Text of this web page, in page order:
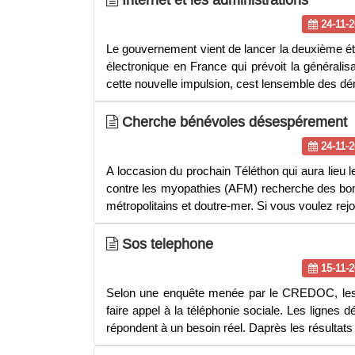
24-11-
Le gouvernement vient de lancer la deuxième
électronique en France qui prévoit la
cette nouvelle impulsion, cest lensemble des
Cherche bénévoles désespérement
24-11-
A loccasion du prochain Téléthon qui aura lieu
contre les myopathies (AFM) recherche des
métropolitains et doutre-mer. Si vous voulez
Sos telephone
15-11-
Selon une enquête menée par le CREDOC,
faire appel à la téléphonie sociale. Les lignes
répondent à un besoin réel. Daprès les